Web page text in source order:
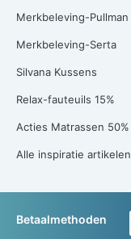
Merkbeleving-Pullman
Merkbeleving-Serta
Silvana Kussens
Relax-fauteuils 15%
Acties Matrassen 50%
Alle inspiratie artikelen
Betaalmethoden